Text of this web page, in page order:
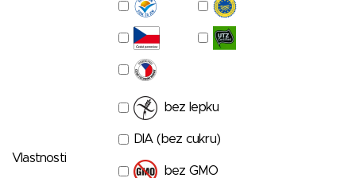
Vlastnosti
bez lepku
DIA (bez cukru)
bez GMO